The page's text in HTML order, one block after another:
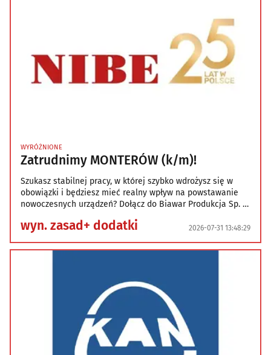
WYRÓŻNIONE
Zatrudnimy MONTERÓW (k/m)!
Szukasz stabilnej pracy, w której szybko wdrożysz się w
obowiązki i będziesz mieć realny wpływ na powstawanie
nowoczesnych urządzeń? Dołącz do Biawar Produkcja Sp. z
wielu krajach Europy. Jeśli cenisz pracę manualną,
właśnie na Ciebie! Nie wymagamy wieloletniego
wyn. zasad+ dodatki 2026-07-31 13:48:29